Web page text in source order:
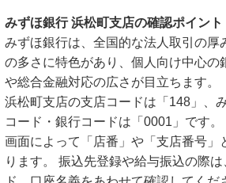
みずほ銀行 浜松町支店の確認ポイント
みずほ銀行は、全国的な法人取引の厚
の多さに特色があり、個人向け中心の
や総合金融対応の広さが目立ちます。
浜松町支店の支店コードは「148」、
コード・銀行コードは「0001」です
画面によって「店番」や「支店番号」
ります。 振込先登録や給与振込の際